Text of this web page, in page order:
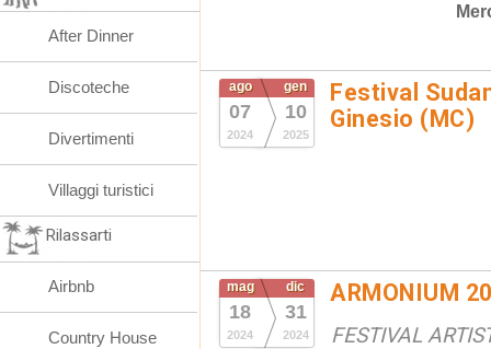
ago
07
2024
gen
10
2025
Festival
Ginesio (MC)
mag
18
2024
dic
31
2024
ARMONIUM
FESTIVAL
After Dinner
Discoteche
Divertimenti
Villaggi turistici
Rilassarti
Airbnb
Country House